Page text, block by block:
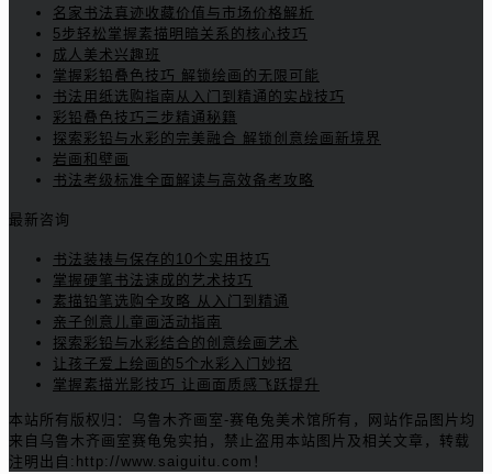
名家书法真迹收藏价值与市场价格解析
5步轻松掌握素描明暗关系的核心技巧
成人美术兴趣班
掌握彩铅叠色技巧 解锁绘画的无限可能
书法用纸选购指南从入门到精通的实战技巧
彩铅叠色技巧三步精通秘籍
探索彩铅与水彩的完美融合 解锁创意绘画新境界
岩画和壁画
书法考级标准全面解读与高效备考攻略
最新咨询
书法装裱与保存的10个实用技巧
掌握硬笔书法速成的艺术技巧
素描铅笔选购全攻略 从入门到精通
亲子创意儿童画活动指南
探索彩铅与水彩结合的创意绘画艺术
让孩子爱上绘画的5个水彩入门妙招
掌握素描光影技巧 让画面质感飞跃提升
本站所有版权归：乌鲁木齐画室-赛龟兔美术馆所有，网站作品图片均
来自乌鲁木齐画室赛龟兔实拍，禁止盗用本站图片及相关文章，转载
注明出自:http://www.saiguitu.com！